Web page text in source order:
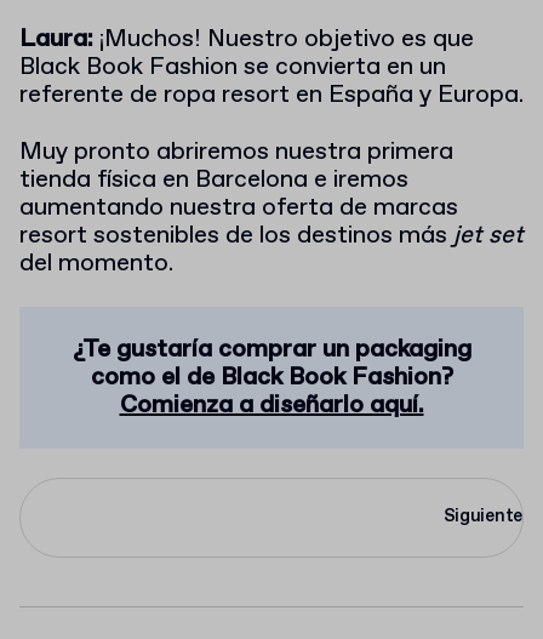
Laura: ¡Muchos! Nuestro objetivo es que
Black Book Fashion se convierta en un
referente de ropa resort en España y Europa.
Muy pronto abriremos nuestra primera
tienda física en Barcelona e iremos
aumentando nuestra oferta de marcas
resort sostenibles de los destinos más jet set
del momento.
¿Te gustaría comprar un packaging
como el de Black Book Fashion?
Comienza a diseñarlo aquí.
Siguiente